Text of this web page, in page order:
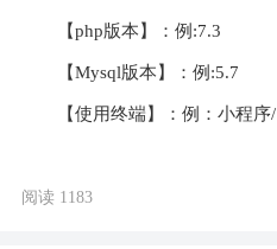
【php版本】：例:7.3
【Mysql版本】：例:5.7
【使用终端】：例：小程
阅读 1183